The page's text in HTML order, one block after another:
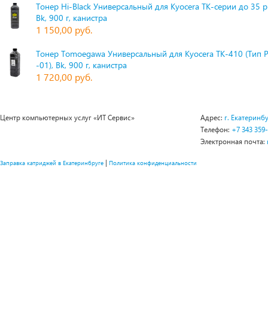
Тонер Hi-Black Универсальный для Kyocera TK-серии до 35
Bk, 900 г, канистра
1 150,00 руб.
Тонер Tomoegawa Универсальный для Kyocera TK-410 (Тип
-01), Bk, 900 г, канистра
1 720,00 руб.
Центр компьютерных услуг «ИТ Сервис» Адрес: г.
Телефон: +7 343
Электронная почта:
Заправка катриджей в Екатеринбруге | Политика конфиденциальности